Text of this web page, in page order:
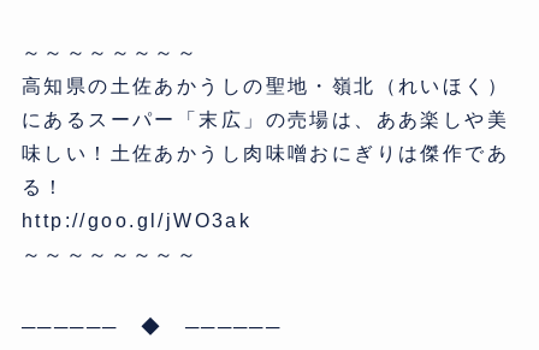
～～～～～～～～
高知県の土佐あかうしの聖地・嶺北（れいほく）
にあるスーパー「末広」の売場は、ああ楽しや美
味しい！土佐あかうし肉味噌おにぎりは傑作であ
る！
http://goo.gl/jWO3ak
～～～～～～～～
────── ◆ ──────